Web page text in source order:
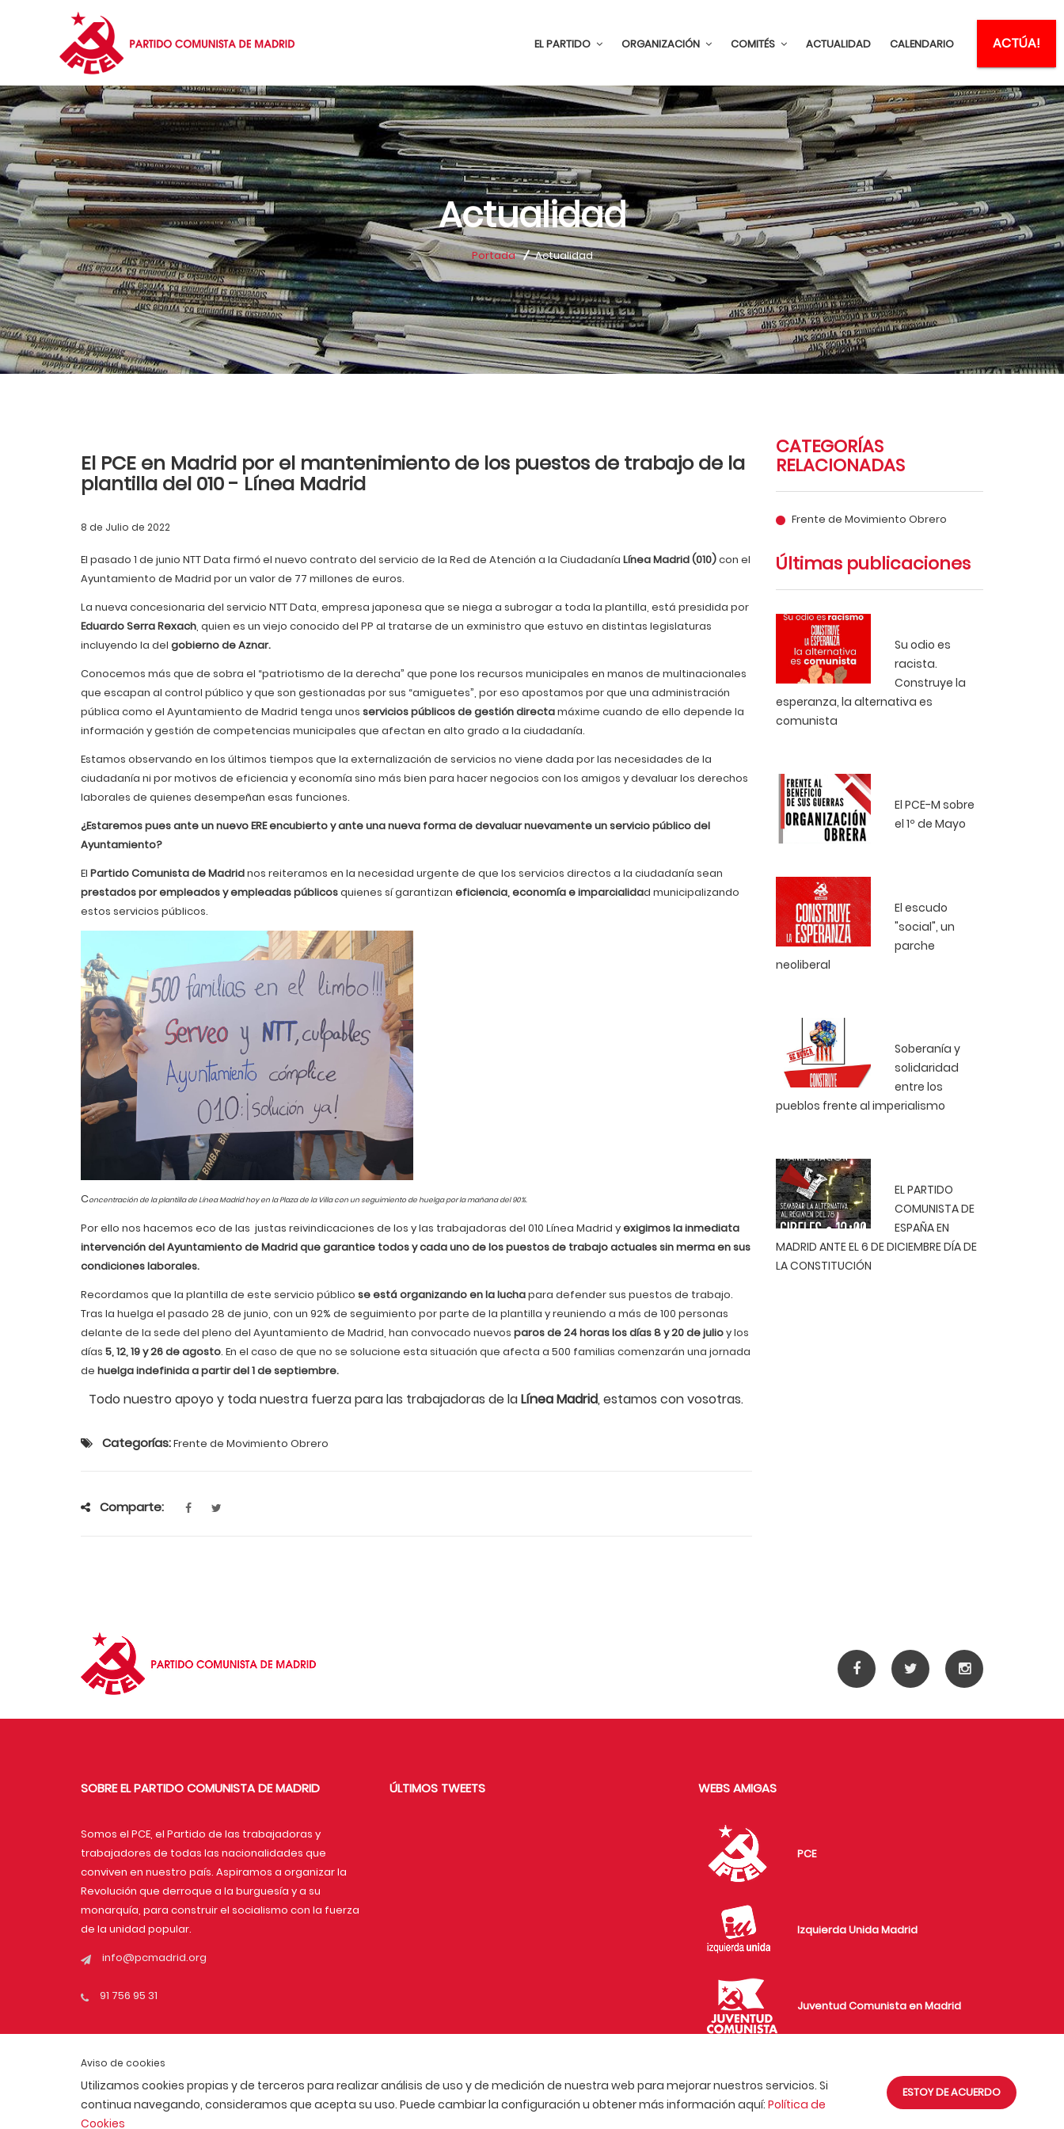
ACTÚA!
EL PARTIDO ORGANIZACIÓN COMITÉS ACTUALIDAD CALENDARIO
Aviso de cookies
ESTOY DE ACUERDO
Utilizamos cookies propias y de terceros para realizar análisis de uso y de medición de nuestra web para mejorar nuestros servicios. Si
continua navegando, consideramos que acepta su uso. Puede cambiar la configuración u obtener más información aquí: Política de
Cookies
Actualidad
Portada Actualidad
El PCE en Madrid por el mantenimiento de los puestos de trabajo de la
plantilla del 010 - Línea Madrid
8 de Julio de 2022
El pasado 1 de junio NTT Data firmó el nuevo contrato del servicio de la Red de Atención a la Ciudadanía Línea Madrid (010)con el
Ayuntamiento de Madrid por un valor de 77 millones de euros.
La nueva concesionaria del servicio NTT Data, empresa japonesa que se niega a subrogar a toda la plantilla, está presidida por
Eduardo Serra Rexach, quien es un viejo conocido del PP al tratarse de un exministro que estuvo en distintas legislaturas
incluyendo la del gobierno de Aznar.
Conocemos más que de sobra el “patriotismo de la derecha” que pone los recursos municipales en manos de multinacionales
que escapan al control público y que son gestionadas por sus “amiguetes”, por eso apostamos por que una administración
pública como el Ayuntamiento de Madrid tenga unos servicios públicos de gestión directamáxime cuando de ello depende la
información y gestión de competencias municipales que afectan en alto grado a la ciudadanía.
Estamos observando en los últimos tiempos que la externalización de servicios no viene dada por las necesidades de la
ciudadanía ni por motivos de eficiencia y economía sino más bien para hacer negocios con los amigos y devaluar los derechos
laborales de quienes desempeñan esas funciones.
¿Estaremos pues ante un nuevo ERE encubierto y ante una nueva forma de devaluar nuevamente un servicio público del
Ayuntamiento?
El Partido Comunista de Madridnos reiteramos en la necesidad urgente de que los servicios directos a la ciudadanía sean
prestados por empleados y empleadas públicosquienes sí garantizan eficiencia, economía e imparcialidad municipalizando
estos servicios públicos.
Concentración de la plantilla de Línea Madrid hoy en la Plaza de la Villa con un seguimiento de huelga por la mañana del 90%.
Por ello nos hacemos eco de las justas reivindicaciones de los y las trabajadoras del 010 Línea Madrid yexigimos la inmediata
intervención del Ayuntamiento de Madrid que garantice todos y cada uno de los puestos de trabajo actuales sin merma en sus
condiciones laborales.
Recordamos que la plantilla de este servicio público se está organizando en la luchapara defender sus puestos de trabajo.
Tras la huelga el pasado 28 de junio, con un 92% de seguimiento por parte de la plantilla y reuniendo a más de 100 personas
delante de la sede del pleno del Ayuntamiento de Madrid, han convocado nuevos paros de 24 horas los días 8 y 20 de julioy los
días 5, 12, 19 y 26 de agosto. En el caso de que no se solucione esta situación que afecta a 500 familias comenzarán una jornada
de huelga indefinida a partir del 1 de septiembre.
Todo nuestro apoyo y toda nuestra fuerza para las trabajadoras de laLínea Madrid, estamos con vosotras.
Categorías:Frente de Movimiento Obrero
Comparte:
CATEGORÍAS
RELACIONADAS
Frente de Movimiento Obrero
Últimas publicaciones
Su odio es
racista.
Construye la
esperanza, la alternativa es
comunista
El PCE-M sobre
el 1º de Mayo
El escudo
"social", un
parche
neoliberal
Soberanía y
solidaridad
entre los
pueblos frente al imperialismo
EL PARTIDO
COMUNISTA DE
ESPAÑA EN
MADRID ANTE EL 6 DE DICIEMBRE DÍA DE
LA CONSTITUCIÓN
SOBRE EL PARTIDO COMUNISTA DE MADRID
Somos el PCE, el Partido de las trabajadoras y
trabajadores de todas las nacionalidades que
conviven en nuestro país. Aspiramos a organizar la
Revolución que derroque a la burguesía y a su
monarquía, para construir el socialismo con la fuerza
de la unidad popular.
info@pcmadrid.org
91 756 95 31
ÚLTIMOS TWEETS WEBS AMIGAS
PCE
Izquierda Unida Madrid
Juventud Comunista en Madrid